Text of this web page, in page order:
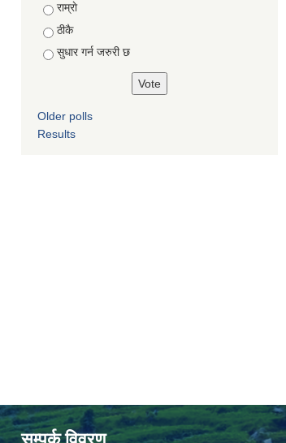
Choices
राम्राे
ठीकै
सुधार गर्न जरुरी छ
Older polls
Results